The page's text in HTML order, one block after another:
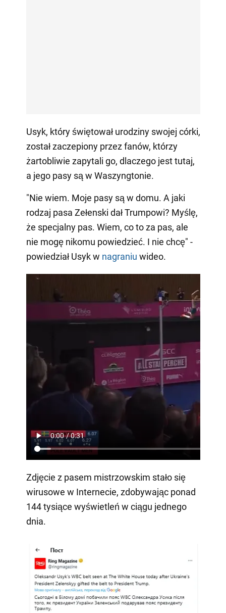
Usyk, który świętował urodziny swojej córki,
został zaczepiony przez fanów, którzy
żartobliwie zapytali go, dlaczego jest tutaj,
a jego pasy są w Waszyngtonie.
"Nie wiem. Moje pasy są w domu. A jaki
rodzaj pasa Zełenski dał Trumpowi? Myślę,
że specjalny pas. Wiem, co to za pas, ale
nie mogę nikomu powiedzieć. I nie chcę" -
powiedział Usyk w nagraniu wideo.
Zdjęcie z pasem mistrzowskim stało się
wirusowe w Internecie, zdobywając ponad
144 tysiące wyświetleń w ciągu jednego
dnia.